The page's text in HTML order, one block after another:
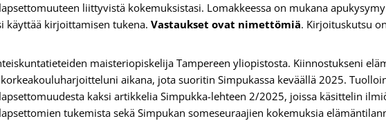
liittyvistä kokemuksistasi. Lomakkeessa on mukana
käyttää kirjoittamisen tukena. Vastaukset ovat nimettömiä. Kirjoituskutsu
maisteriopiskelija Tampereen yliopistosta. Kiinnostukseni
aikana, jota suoritin Simpukassa keväällä 2025.
kaksi artikkelia Simpukka-lehteen 2/2025, joissa käsittelin
tukemista sekä Simpukan someseuraajien kokemuksia